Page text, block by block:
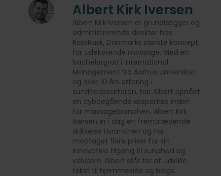
Albert Kirk Iversen
Albert Kirk Iversen er grundlægger og
administrerende direktør hos
RaskRask, Danmarks største koncept
for udekørende massage. Med en
bachelorgrad i International
Management fra Aarhus Universitet
og over 10 års erfaring i
sundhedssektoren, har Albert opnået
en dybdegående ekspertise inden
for massagebranchen. Albert Kirk
Iversen er i dag en fremtrædende
skikkelse i branchen og har
modtaget flere priser for sin
innovative tilgang til sundhed og
velvære. Albert står for at udvikle
tekst til hjemmeside og blogs.